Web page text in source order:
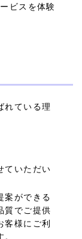
ビスを体験
れている理
ていただい
案ができる
質でご提供
客様にご利